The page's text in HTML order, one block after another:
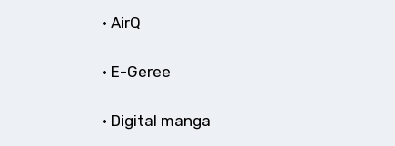
• AirQ
• E-Geree
• Digital manga